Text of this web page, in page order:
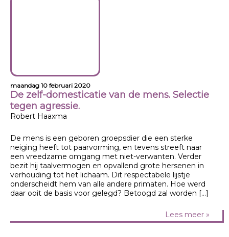
maandag 10 februari 2020
De zelf-domesticatie van de mens. Selectie
tegen agressie.
Robert Haaxma
De mens is een geboren groepsdier die een sterke
neiging heeft tot paarvorming, en tevens streeft naar
een vreedzame omgang met niet-verwanten. Verder
bezit hij taalvermogen en opvallend grote hersenen in
verhouding tot het lichaam. Dit respectabele lijstje
onderscheidt hem van alle andere primaten. Hoe werd
daar ooit de basis voor gelegd? Betoogd zal worden […]
Lees meer »